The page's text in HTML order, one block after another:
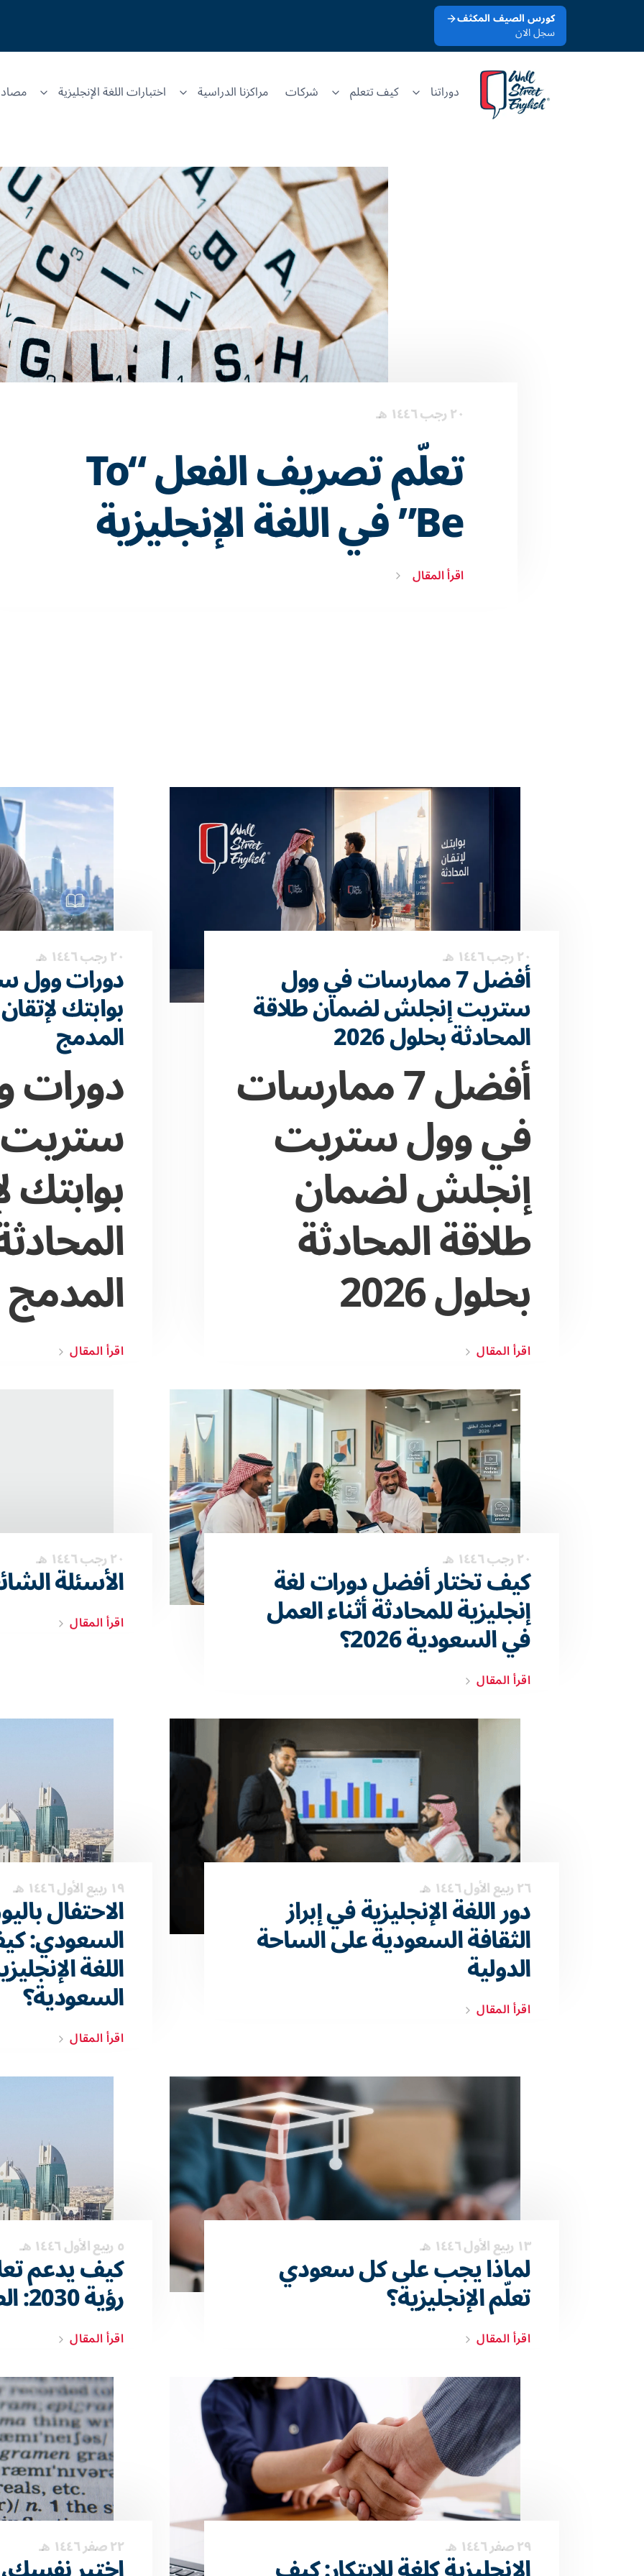
كورس الصيف المكثف
سجل الان
دوراتنا كيف تتعلم شركات مراكزنا الدراسية اختبارات اللغة الإنجليزية
٢٠ رجب ١٤٤٦ هـ
تعلّم تصريف الفعل “To
Be” في اللغة الإنجليزية
اقرأ المقال
٢٠ رجب ١٤٤٦ هـ أفضل 7 ممارسات في وول
ستريت إنجلش لضمان طلاقة
المحادثة بحلول 2026
أفضل 7 ممارسات
في وول ستريت
إنجلش لضمان
طلاقة المحادثة
بحلول 2026
اقرأ المقال
٢٠ رجب ١٤٤٦ هـ
دورات وول
بوابتك
المدمج
دورات
بوابتك
المدمج
اقرأ المقال
٢٠ رجب ١٤٤٦ هـ
كيف تختار أفضل دورات لغة
إنجليزية للمحادثة أثناء العمل
في السعودية 2026؟
اقرأ المقال
٢٠ رجب ١٤٤٦ هـ
الأسئلة
اقرأ المقال
٢٦ ربيع الأول ١٤٤٦ هـ
دور اللغة الإنجليزية في إبراز
الثقافة السعودية على الساحة
الدولية
اقرأ المقال
١٩ ربيع الأول ١٤٤٦ هـ
الاحتفال
السعودي:
اللغة
السعودية؟
اقرأ المقال
١٣ ربيع الأول ١٤٤٦ هـ
لماذا يجب على كل سعودي
تعلّم الإنجليزية؟
اقرأ المقال
٥ ربيع الأول ١٤٤٦ هـ
كيف يدعم
رؤية 2030: الطريق نحو النجاح
اقرأ المقال
٢٩ صفر ١٤٤٦ هـ ٢٢ صفر ١٤٤٦ هـ